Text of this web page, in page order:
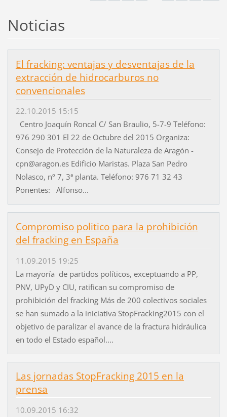
Noticias
El fracking: ventajas y desventajas de la
extracción de hidrocarburos no
convencionales
22.10.2015 15:15
Centro Joaquín Roncal C/ San Braulio, 5-7-9 Teléfono:
976 290 301 El 22 de Octubre del 2015 Organiza:
Consejo de Protección de la Naturaleza de Aragón -
cpn@aragon.es Edificio Maristas. Plaza San Pedro
Nolasco, nº 7, 3ª planta. Teléfono: 976 71 32 43
Ponentes: Alfonso...
Compromiso politico para la prohibición
del fracking en España
11.09.2015 19:25
La mayoría de partidos políticos, exceptuando a PP,
PNV, UPyD y CIU, ratifican su compromiso de
prohibición del fracking Más de 200 colectivos sociales
se han sumado a la iniciativa StopFracking2015 con el
objetivo de paralizar el avance de la fractura hidráulica
en todo el Estado español....
Las jornadas StopFracking 2015 en la
prensa
10.09.2015 16:32